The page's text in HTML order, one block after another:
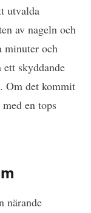
utvalda
av nageln och
minuter och
skyddande
Om det kommit
en tops
närande